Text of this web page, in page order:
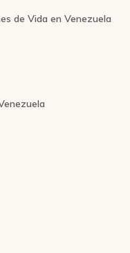
de Vida en Venezuela